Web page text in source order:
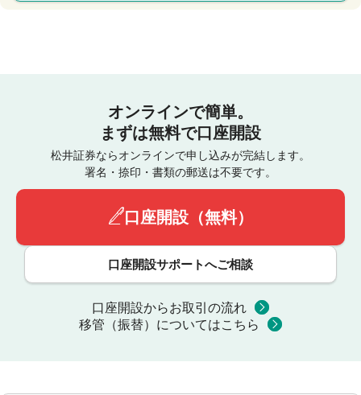
オンラインで簡単。
まずは無料で口座開設
松井証券ならオンラインで申し込みが完結します。
署名・捺印・書類の郵送は不要です。
口座開設（無料）
口座開設サポートへご相談
口座開設からお取引の流れ
移管（振替）についてはこちら